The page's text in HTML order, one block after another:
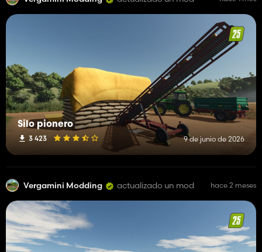
Silo pionero
3 423 9 de junio de 2026
Vergamini Modding actualizado un mod hace 2 meses